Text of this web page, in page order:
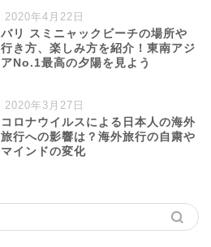
2020年4月22日
バリ スミニャックビーチの場所や
行き方、楽しみ方を紹介！東南アジ
アNo.1最高の夕陽を見よう
2020年3月27日
コロナウイルスによる日本人の海外
旅行への影響は？海外旅行の自粛や
マインドの変化